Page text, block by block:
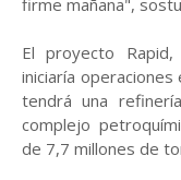
firme mañana",
El proyecto
iniciaría
tendrá una
complejo
de 7,7 millones de